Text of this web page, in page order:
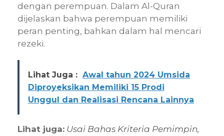
dengan perempuan. Dalam Al-Quran
dijelaskan bahwa perempuan memiliki
peran penting, bahkan dalam hal mencari
rezeki.
Lihat Juga : Awal tahun 2024 Umsida
Diproyeksikan Memiliki 15 Prodi
Unggul dan Realisasi Rencana Lainnya
Lihat juga: Usai Bahas Kriteria Pemimpin,